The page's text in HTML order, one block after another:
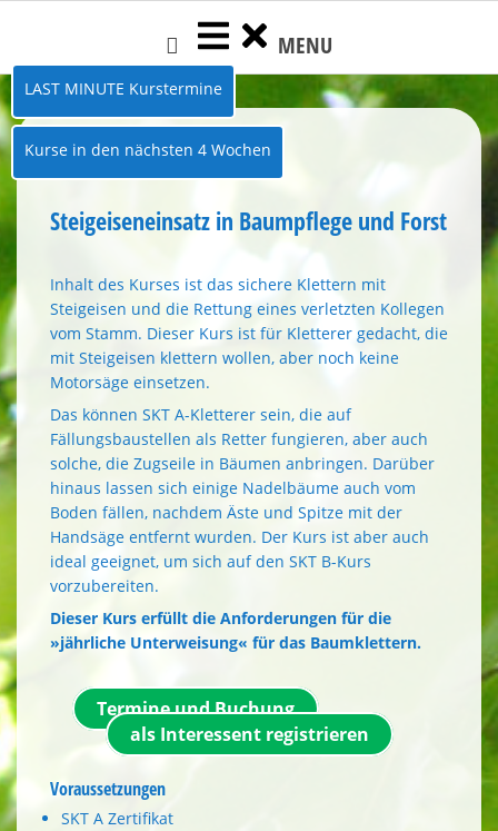
content
MENU
LAST MINUTE Kurstermine
Kurse in den nächsten 4 Wochen
Steigeiseneinsatz in Baumpflege und Forst
Inhalt des Kurses ist das sichere Klettern mit
Steigeisen und die Rettung eines verletzten Kollegen
vom Stamm. Dieser Kurs ist für Kletterer gedacht, die
mit Steigeisen klettern wollen, aber noch keine
Motorsäge einsetzen.
Das können SKT A-Kletterer sein, die auf
Fällungsbaustellen als Retter fungieren, aber auch
solche, die Zugseile in Bäumen anbringen. Darüber
hinaus lassen sich einige Nadelbäume auch vom
Boden fällen, nachdem Äste und Spitze mit der
Handsäge entfernt wurden. Der Kurs ist aber auch
ideal geeignet, um sich auf den SKT B-Kurs
vorzubereiten.
Dieser Kurs erfüllt die Anforderungen für die
»jährliche Unterweisung« für das Baumklettern.
Termine und Buchung
als Interessent registrieren
Voraussetzungen
SKT A Zertifikat